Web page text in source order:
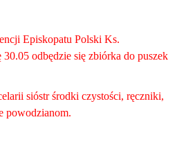
Episkopatu Polski Ks.
odbędzie się zbiórka do puszek
sióstr środki czystości, ręczniki,
powodzianom.